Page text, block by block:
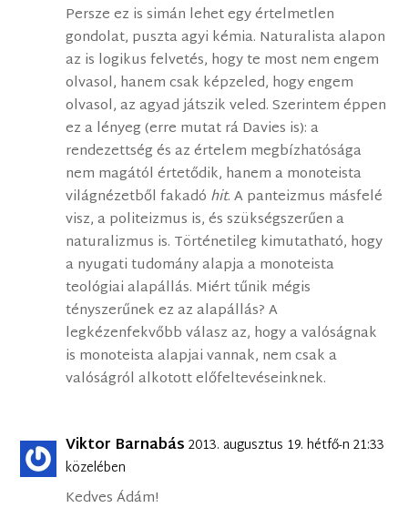
Persze ez is simán lehet egy értelmetlen
gondolat, puszta agyi kémia. Naturalista alapon
az is logikus felvetés, hogy te most nem engem
olvasol, hanem csak képzeled, hogy engem
olvasol, az agyad játszik veled. Szerintem éppen
ez a lényeg (erre mutat rá Davies is): a
rendezettség és az értelem megbízhatósága
nem magától értetődik, hanem a monoteista
világnézetből fakadó hit. A panteizmus másfelé
visz, a politeizmus is, és szükségszerűen a
naturalizmus is. Történetileg kimutatható, hogy
a nyugati tudomány alapja a monoteista
teológiai alapállás. Miért tűnik mégis
tényszerűnek ez az alapállás? A
legkézenfekvőbb válasz az, hogy a valóságnak
is monoteista alapjai vannak, nem csak a
valóságról alkotott előfeltevéseinknek.
Viktor Barnabás 2013. augusztus 19. hétfő-n 21:33
közelében
Kedves Ádám!